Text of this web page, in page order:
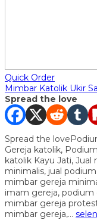
Quick Order
Mimbar Katolik Ukir
Spread the love
Spread the
Gereja katolik,
katolik Kayu Jati,
minimalis, jual
mimbar gereja
imam gereja,
mimbar gereja
mimbar gereja,…